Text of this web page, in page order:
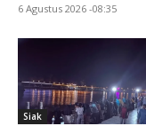
6 Agustus 2026 -08:35
Siak